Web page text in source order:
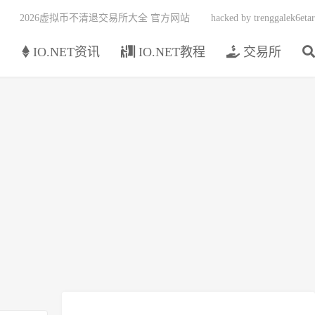
IO.NET资讯 IO.NET教程 交易所
2026虚拟币不清退交易所大全 官方网站 hacked by trenggalek6etar